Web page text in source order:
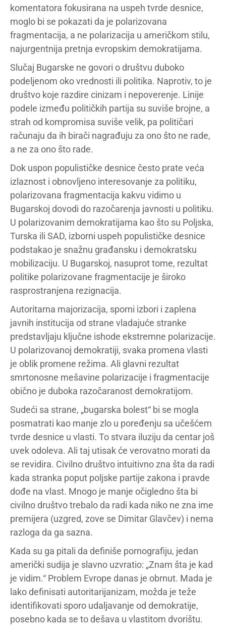
komentatora fokusirana na uspeh tvrde desnice,
moglo bi se pokazati da je polarizovana
fragmentacija, a ne polarizacija u američkom stilu,
najurgentnija pretnja evropskim demokratijama.
Slučaj Bugarske ne govori o društvu duboko
podeljenom oko vrednosti ili politika. Naprotiv, to je
društvo koje razdire cinizam i nepoverenje. Linije
podele između političkih partija su suviše brojne, a
strah od kompromisa suviše velik, pa političari
računaju da ih birači nagrađuju za ono što ne rade,
a ne za ono što rade.
Dok uspon populističke desnice često prate veća
izlaznost i obnovljeno interesovanje za politiku,
polarizovana fragmentacija kakvu vidimo u
Bugarskoj dovodi do razočarenja javnosti u politiku.
U polarizovanim demokratijama kao što su Poljska,
Turska ili SAD, izborni uspeh populističke desnice
podstakao je snažnu građansku i demokratsku
mobilizaciju. U Bugarskoj, nasuprot tome, rezultat
politike polarizovane fragmentacije je široko
rasprostranjena rezignacija.
Autoritarna majorizacija, sporni izbori i zaplena
javnih institucija od strane vladajuće stranke
predstavljaju ključne ishode ekstremne polarizacije.
U polarizovanoj demokratiji, svaka promena vlasti
je oblik promene režima. Ali glavni rezultat
smrtonosne mešavine polarizacije i fragmentacije
obično je duboka razočaranost demokratijom.
Sudeći sa strane, „bugarska bolest“ bi se mogla
posmatrati kao manje zlo u poređenju sa učešćem
tvrde desnice u vlasti. To stvara iluziju da centar još
uvek odoleva. Ali taj utisak će verovatno morati da
se revidira. Civilno društvo intuitivno zna šta da radi
kada stranka poput poljske partije zakona i pravde
dođe na vlast. Mnogo je manje očigledno šta bi
civilno društvo trebalo da radi kada niko ne zna ime
premijera (uzgred, zove se Dimitar Glavčev) i nema
razloga da ga sazna.
Kada su ga pitali da definiše pornografiju, jedan
američki sudija je slavno uzvratio: „Znam šta je kad
je vidim.“ Problem Evrope danas je obrnut. Mada je
lako definisati autoritarijanizam, možda je teže
identifikovati sporo udaljavanje od demokratije,
posebno kada se to dešava u vlastitom dvorištu.